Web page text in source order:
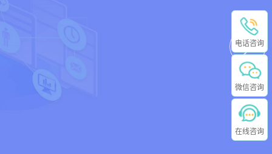
电话咨询
微信咨询
在线咨询